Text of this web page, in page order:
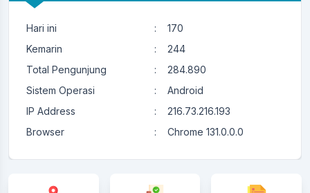
Hari ini :
170
Kemarin
:
244
Total Pengunjung
:
284.890
Sistem Operasi
:
Android
IP Address
:
216.73.216.193
Browser
: Chrome 131.0.0.0